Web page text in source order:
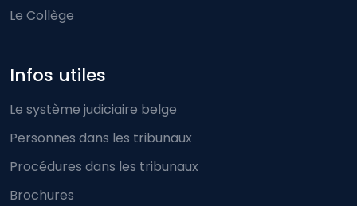
Le Collège
Infos utiles
Le système judiciaire belge
Personnes dans les tribunaux
Procédures dans les tribunaux
Brochures